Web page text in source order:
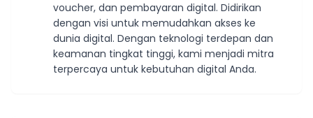
voucher, dan pembayaran digital. Didirikan
dengan visi untuk memudahkan akses ke
dunia digital. Dengan teknologi terdepan dan
keamanan tingkat tinggi, kami menjadi mitra
terpercaya untuk kebutuhan digital Anda.